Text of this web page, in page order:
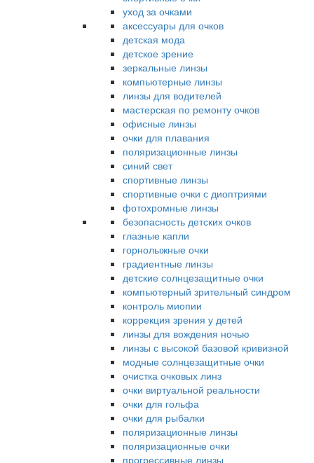
уход за очками
аксессуары для очков
детская мода
детское зрение
зеркальные линзы
компьютерные линзы
линзы для водителей
мастерская по ремонту очков
офисные линзы
очки для плавания
поляризационные линзы
синий свет
спортивные линзы
спортивные очки с диоптриями
фотохромные линзы
безопасность детских очков
глазные капли
горнолыжные очки
градиентные линзы
детские солнцезащитные очки
компьютерный зрительный синдром
контроль миопии
коррекция зрения у детей
линзы для вождения ночью
линзы с высокой базовой кривизной
модные солнцезащитные очки
очистка очковых линз
очки виртуальной реальности
очки для гольфа
очки для рыбалки
поляризационные линзы
поляризационные очки
прогрессивные линзы